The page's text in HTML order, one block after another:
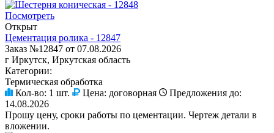
Посмотреть
Открыт
Цементация ролика - 12847
Заказ №12847 от 07.08.2026
г Иркутск, Иркутская область
Категории:
Термическая обработка
Кол-во: 1 шт. Цена: договорная
Предложения до:
14.08.2026
Прошу цену, сроки работы по цементации. Чертеж детали в
вложении.